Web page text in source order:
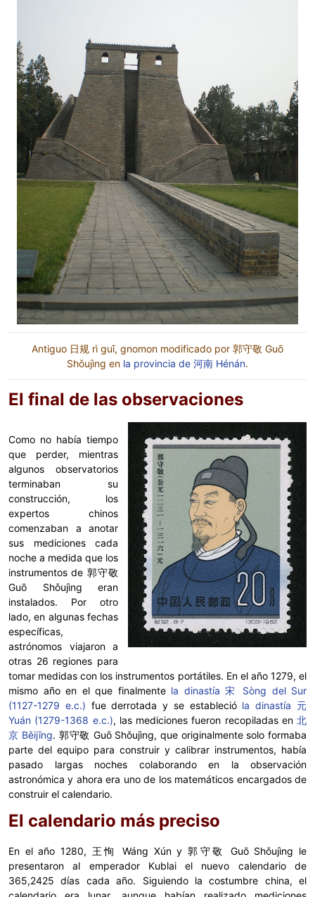
Antiguo 日规 rì guī, gnomon modificado por 郭守敬 Guō
Shǒujìng en la provincia de 河南 Hénán.
El final de las observaciones
Como no había tiempo
que perder, mientras
algunos observatorios
terminaban su
construcción, los
expertos chinos
comenzaban a anotar
sus mediciones cada
noche a medida que los
instrumentos de 郭守敬
Guō Shǒujìng eran
instalados. Por otro
lado, en algunas fechas
específicas,
astrónomos viajaron a
otras 26 regiones para
tomar medidas con los instrumentos portátiles. En el año 1279, el
mismo año en el que finalmentela dinastía 宋 Sòng del Sur
(1127-1279 e.c.) fue derrotada y se estableció la dinastía 元
Yuán (1279-1368 e.c.), las mediciones fueron recopiladas en 北
京 Běijīng. 郭守敬 Guō Shǒujìng, que originalmente solo formaba
parte del equipo para construir y calibrar instrumentos, había
pasado largas noches colaborando en la observación
astronómica y ahora era uno de los matemáticos encargados de
construir el calendario.
El calendario más preciso
En el año 1280, 王恂 Wáng Xún y 郭守敬 Guō Shǒujìng le
presentaron al emperador Kublai el nuevo calendario de
365,2425 días cada año. Siguiendo la costumbre china, el